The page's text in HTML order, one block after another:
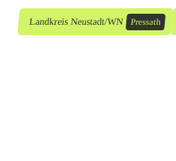
:
B
Landkreis Neustadt/WN Pressath